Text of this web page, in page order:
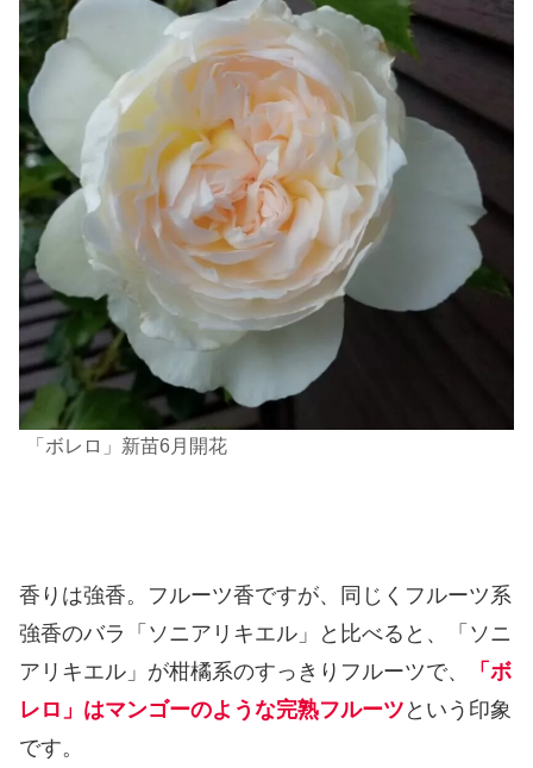
「ボレロ」新苗6月開花
香りは強香。フルーツ香ですが、同じくフルーツ系
強香のバラ「ソニアリキエル」と比べると、「ソニ
アリキエル」が柑橘系のすっきりフルーツで、
「ボ
レロ」はマンゴーのような完熟フルーツ という印象
です。